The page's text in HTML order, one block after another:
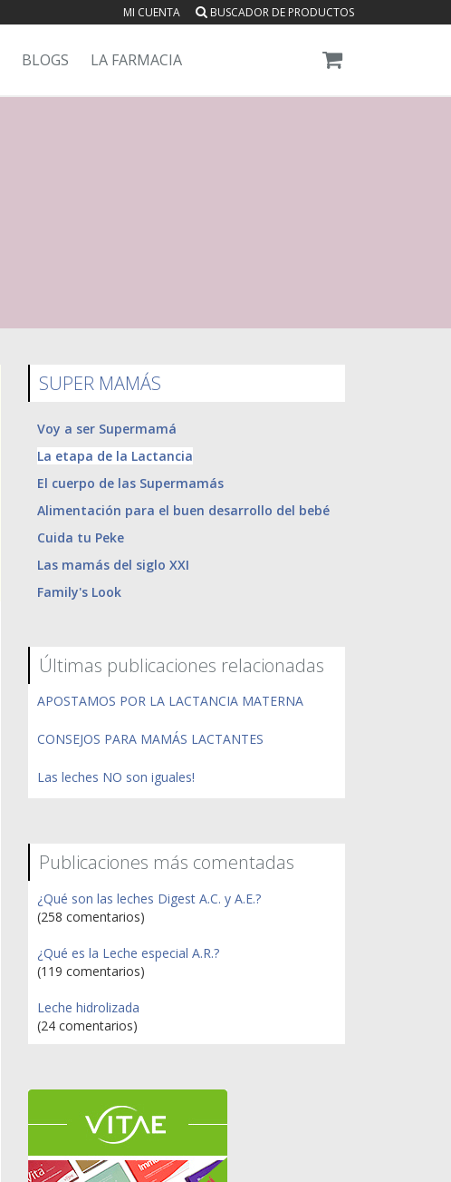
MI CUENTA BUSCADOR DE PRODUCTOS
BLOGS LA FARMACIA
SUPER MAMÁS
Voy a ser Supermamá
La etapa de la Lactancia
El cuerpo de las Supermamás
Alimentación para el buen desarrollo del bebé
Cuida tu Peke
Las mamás del siglo XXI
Family's Look
Últimas publicaciones relacionadas
APOSTAMOS POR LA LACTANCIA MATERNA
CONSEJOS PARA MAMÁS LACTANTES
Las leches NO son iguales!
Publicaciones más comentadas
¿Qué son las leches Digest A.C. y A.E.?
(258 comentarios)
¿Qué es la Leche especial A.R.?
(119 comentarios)
Leche hidrolizada
(24 comentarios)